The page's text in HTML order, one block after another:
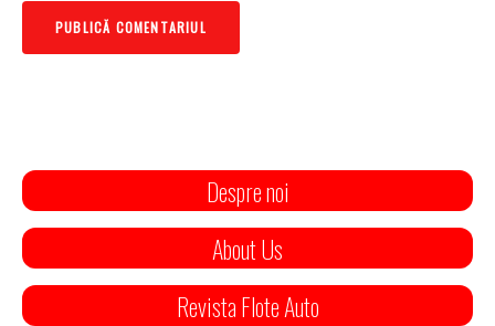
Despre noi
About Us
Revista Flote Auto